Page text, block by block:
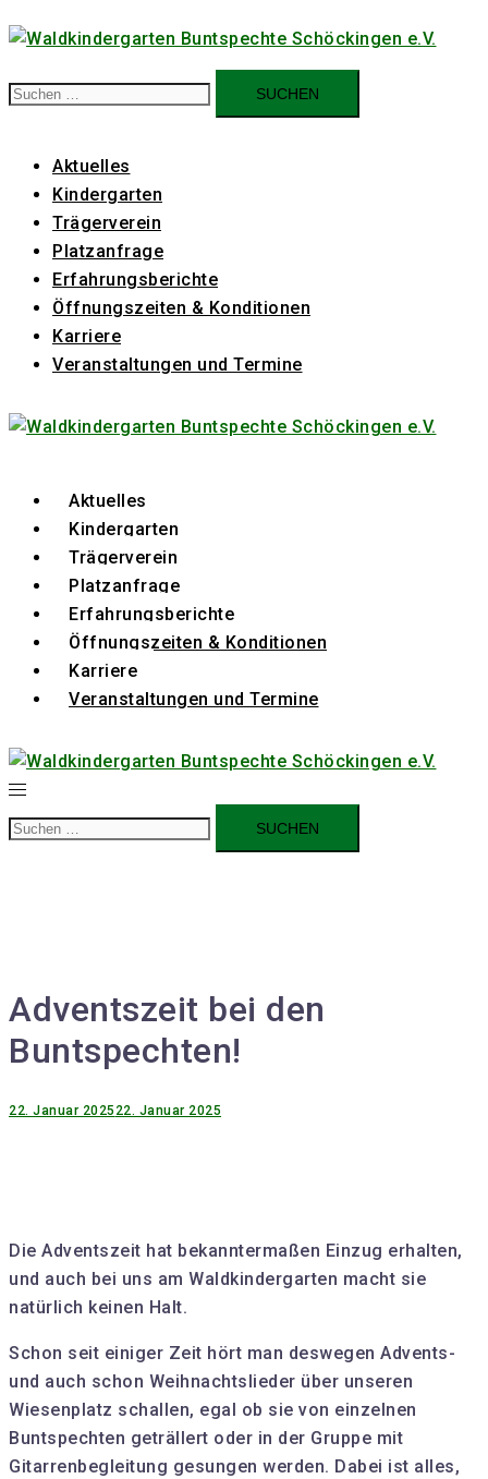
Zum
Inhalt
springen
Suchen
nach:
Aktuelles
Kindergarten
Trägerverein
Platzanfrage
Erfahrungsberichte
Öffnungszeiten & Konditionen
Karriere
Veranstaltungen und Termine
Aktuelles
Kindergarten
Trägerverein
Platzanfrage
Erfahrungsberichte
Öffnungszeiten & Konditionen
Karriere
Veranstaltungen und Termine
Suchen
nach:
Adventszeit bei den
Buntspechten!
22. Januar 2025 22. Januar 2025
Die Adventszeit hat bekanntermaßen Einzug erhalten,
und auch bei uns am Waldkindergarten macht sie
natürlich keinen Halt.
Schon seit einiger Zeit hört man deswegen Advents-
und auch schon Weihnachtslieder über unseren
Wiesenplatz schallen, egal ob sie von einzelnen
Buntspechten geträllert oder in der Gruppe mit
Gitarrenbegleitung gesungen werden. Dabei ist alles,